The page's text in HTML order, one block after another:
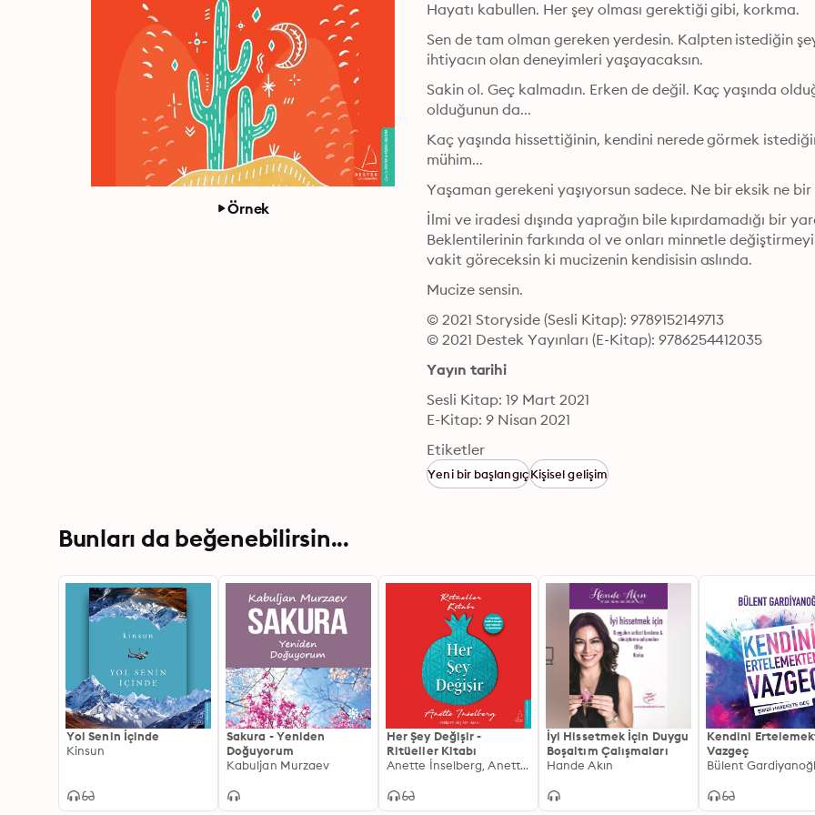
Örnek
Hayatı kabullen. Her şey olması gerektiği gibi, korkma.
Sen de tam olman gereken yerdesin. Kalpten istediğin
ihtiyacın olan deneyimleri yaşayacaksın.
Sakin ol. Geç kalmadın. Erken de değil. Kaç yaşında
olduğunun da...
Kaç yaşında hissettiğinin, kendini nerede görmek
mühim...
Yaşaman gerekeni yaşıyorsun sadece. Ne bir eksik ne
İlmi ve iradesi dışında yaprağın bile kıpırdamadığı bir
Beklentilerinin farkında ol ve onları minnetle
vakit göreceksin ki mucizenin kendisisin aslında.
Mucize sensin.
© 2021 Storyside (Sesli Kitap): 9789152149713
© 2021 Destek Yayınları (E-Kitap): 9786254412035
Yayın tarihi
Sesli Kitap: 19 Mart 2021
E-Kitap: 9 Nisan 2021
Etiketler
Yeni bir başlangıçKişisel gelişim
Bunları da beğenebilirsin...
Yol Senin İçinde
Kinsun
Sakura - Yeniden
Doğuyorum
Kabuljan Murzaev
Her Şey Değişir -
Ritüeller Kitabı
Anette İnselberg, Anette Iinselberg
İyi Hissetmek İçin Duygu
Boşaltım Çalışmaları
Hande Akın
Kendini
Vazgeç
Bülent